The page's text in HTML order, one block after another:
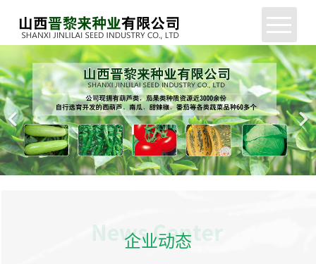
网站首页
公司简介
新闻中心
产品展示
企业动态